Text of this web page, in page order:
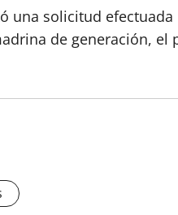
una solicitud
de generación, el